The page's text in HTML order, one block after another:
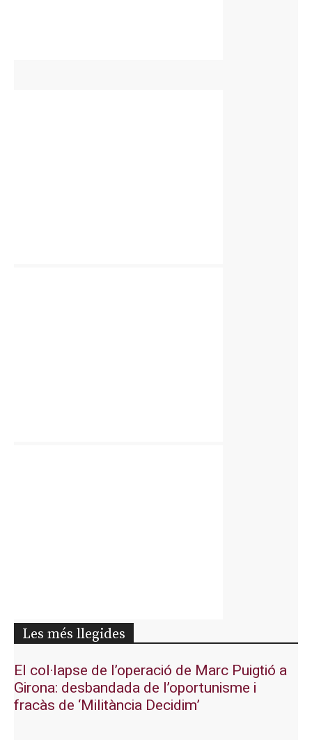
Les més llegides
El col·lapse de l’operació de Marc Puigtió a
Girona: desbandada de l’oportunisme i
fracàs de ‘Militància Decidim’